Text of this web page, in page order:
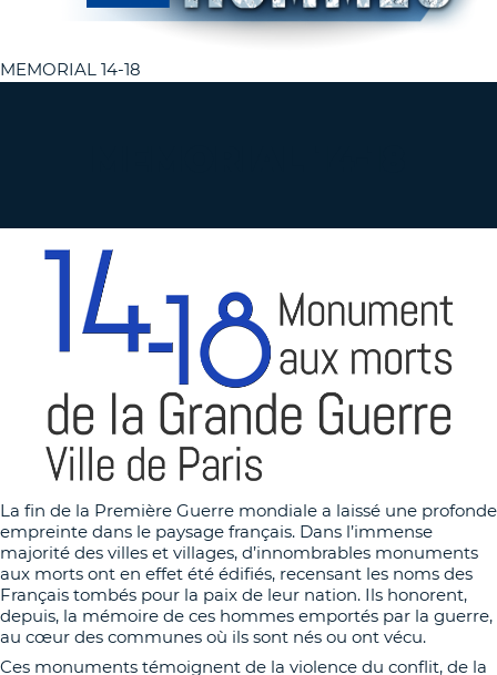
MEMORIAL 14-18
La fin de la Première Guerre mondiale a laissé une profonde
empreinte dans le paysage français. Dans l’immense
majorité des villes et villages, d’innombrables monuments
aux morts ont en effet été édifiés, recensant les noms des
Français tombés pour la paix de leur nation. Ils honorent,
depuis, la mémoire de ces hommes emportés par la guerre,
au cœur des communes où ils sont nés ou ont vécu.
Ces monuments témoignent de la violence du conflit, de la